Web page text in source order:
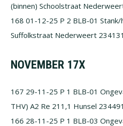
(binnen) Schoolstraat
168 01-12-25 P 2 BLB-01 Stank/
Suffolkstraat Nederweert 234131
NOVEMBER 17X
167 29-11-25 P 1 BLB-01
THV) A2 Re 211,1 Hunsel
166 28-11-25 P 1 BLB-03